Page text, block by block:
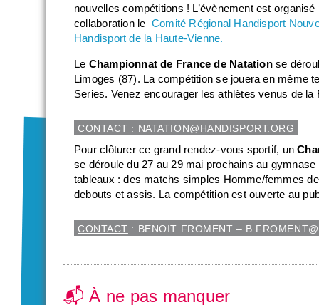
nouvelles compétitions ! L’évènement est
collaboration le Comité Régional Handisport
Handisport de la Haute-Vienne.
Le Championnat de France de Natationse
Limoges (87). La compétition se jouera en même
Series. Venez encourager les athlètes venus de
CONTACT : NATATION@HANDISPORT.ORG
Pour clôturer ce grand rendez-vous sportif, un
se déroule du 27 au 29 mai prochains au
tableaux : des matchs simples Homme/femmes
debouts et assis. La compétition est ouverte au
CONTACT : BENOIT FROMENT –
📬 À ne pas manquer